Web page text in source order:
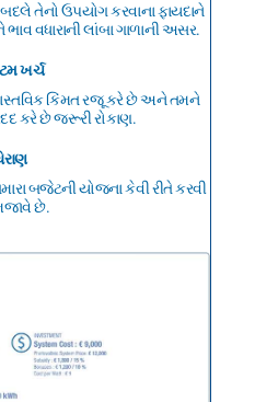
બદલે તેનો ઉપયોગ કરવાના ફાયદાને
વધારાની લાંબા ગાળાની અસર.
ખર્ચ
કિંમત રજૂ કરે છે અને તમને
કરે છે જરૂરી રોકાણ.
બજેટની યોજના કેવી રીતે કરવી
છે.